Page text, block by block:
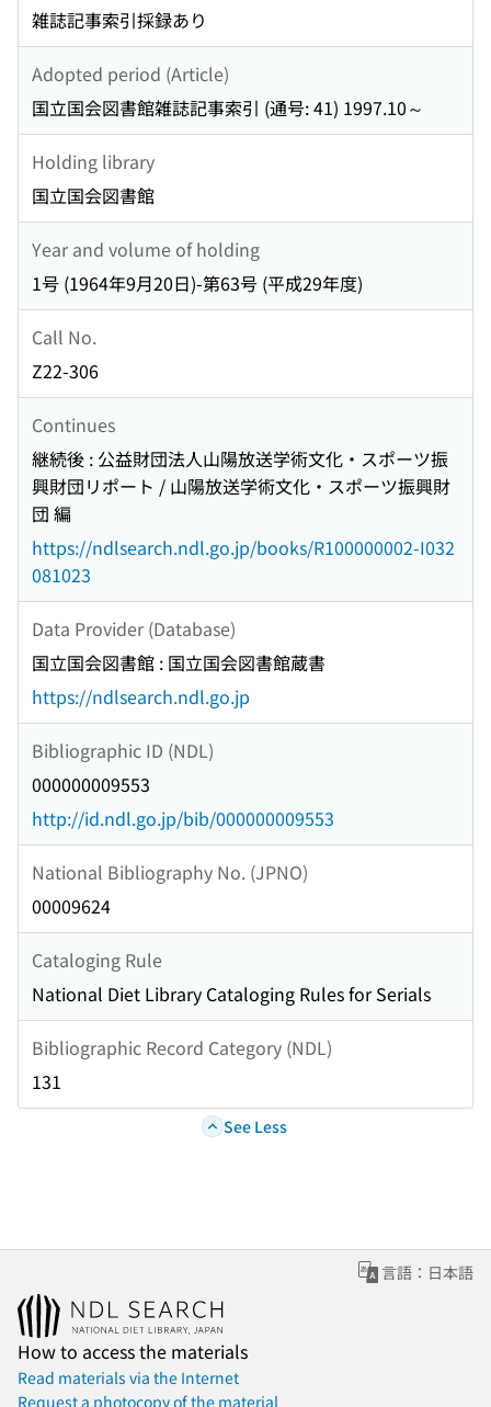
雑誌記事索引採録あり
Adopted period (Article)
国立国会図書館雑誌記事索引 (通号: 41) 1997.10～
Holding library
国立国会図書館
Year and volume of holding
1号 (1964年9月20日)-第63号 (平成29年度)
Call No.
Z22-306
Continues
継続後 : 公益財団法人山陽放送学術文化・スポーツ振
興財団リポート / 山陽放送学術文化・スポーツ振興財
団 編
https://ndlsearch.ndl.go.jp/books/R100000002-I032
081023
Data Provider (Database)
国立国会図書館 : 国立国会図書館蔵書
https://ndlsearch.ndl.go.jp
Bibliographic ID (NDL)
000000009553
http://id.ndl.go.jp/bib/000000009553
National Bibliography No. (JPNO)
00009624
Cataloging Rule
National Diet Library Cataloging Rules for Serials
Bibliographic Record Category (NDL)
131
See Less
言語：日本語
How to access the materials
Read materials via the Internet
Request a photocopy of the material